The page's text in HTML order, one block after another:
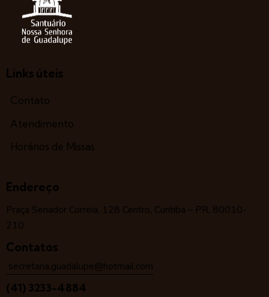
Links úteis
Contato
Atendimento
Horários de Missas
Endereço
Praça Senador Correia, 128 Centro, Curitiba – PR, 80010-
210
Contatos
secretaria.guadalupe@hotmail.com
(41) 3233-4884